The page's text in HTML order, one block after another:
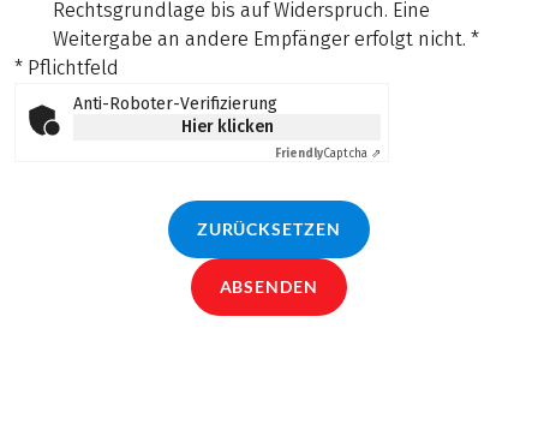
Rechtsgrundlage bis auf Widerspruch. Eine
Weitergabe an andere Empfänger erfolgt nicht. *
* Pflichtfeld
Anti-Roboter-Verifizierung
Hier klicken
FriendlyCaptcha ⇗
ZURÜCKSETZEN
ABSENDEN